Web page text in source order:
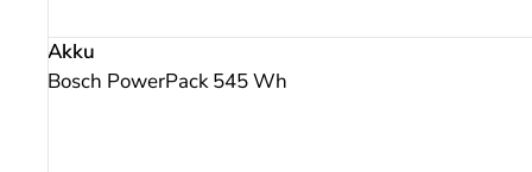
Akku
Bosch PowerPack 545 Wh